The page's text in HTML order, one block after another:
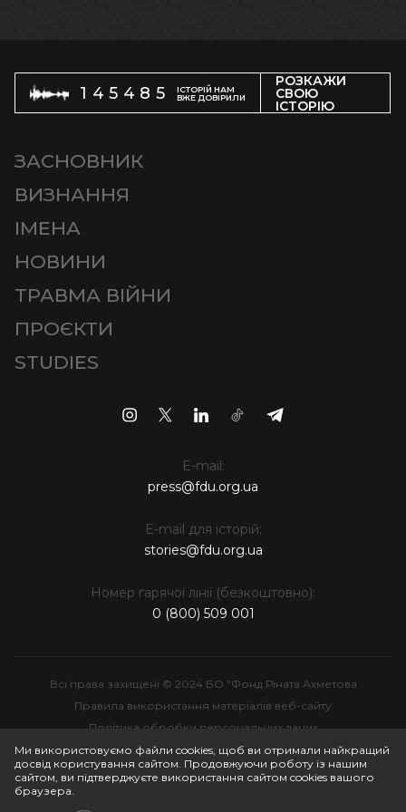
145485
ІСТОРІЙ НАМ
ВЖЕ ДОВІРИЛИ
РОЗКАЖИ
СВОЮ
ІСТОРІЮ
ЗАСНОВНИК
ВИЗНАННЯ
ІМЕНА
НОВИНИ
ТРАВМА ВІЙНИ
ПРОЄКТИ
STUDIES
E-mail:
press@fdu.org.ua
E-mail для історій:
stories@fdu.org.ua
Номер гарячої лінії (безкоштовно):
0 (800) 509 001
Всі права захищені © 2024 БО "Фонд Ріната Ахметова
Правила використання матеріалів веб-сайту
Політика обробки персональних даних
Інтелектуальна власність
Ми використовуємо файли cookies, щоб ви отримали найкращий
досвід користування сайтом. Продовжуючи роботу із нашим
сайтом, ви підтверджуєте використання сайтом cookies вашого
браузера.